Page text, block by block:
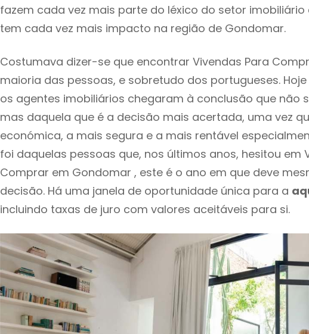
fazem cada vez mais parte do léxico do setor
tem cada vez mais impacto na região de Gondomar.
Costumava dizer-se que encontrar Vivendas Para
maioria das pessoas, e sobretudo dos portugueses.
os agentes imobiliários chegaram à conclusão que não
mas daquela que é a decisão mais acertada, uma vez
económica, a mais segura e a mais rentável
foi daquelas pessoas que, nos últimos anos, hesitou em
Comprar em Gondomar , este é o ano em que deve
decisão. Há uma janela de oportunidade única para a
incluindo taxas de juro com valores aceitáveis para si.